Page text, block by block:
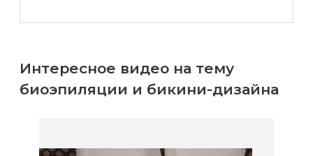
Интересное видео на тему
биоэпиляции и бикини-дизайна